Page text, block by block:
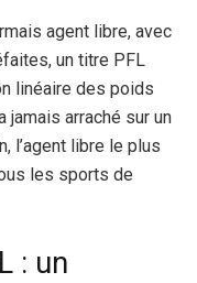
agent libre, avec
un titre PFL
linéaire des poids
jamais arraché sur un
l’agent libre le plus
les sports de
: un